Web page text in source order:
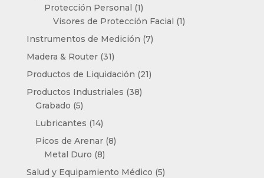
producto
Protección Personal 11
producto
Visores de Protección Facial 11
Instrumentos de Medición 77
Madera & Router 3131
productos
Productos de Liquidación 2121
Productos Industriales 3838
Grabado 55
productos
Lubricantes 1414
productos
Picos de Arenar 88
Metal Duro 88
productos
Salud y Equipamiento Médico 55